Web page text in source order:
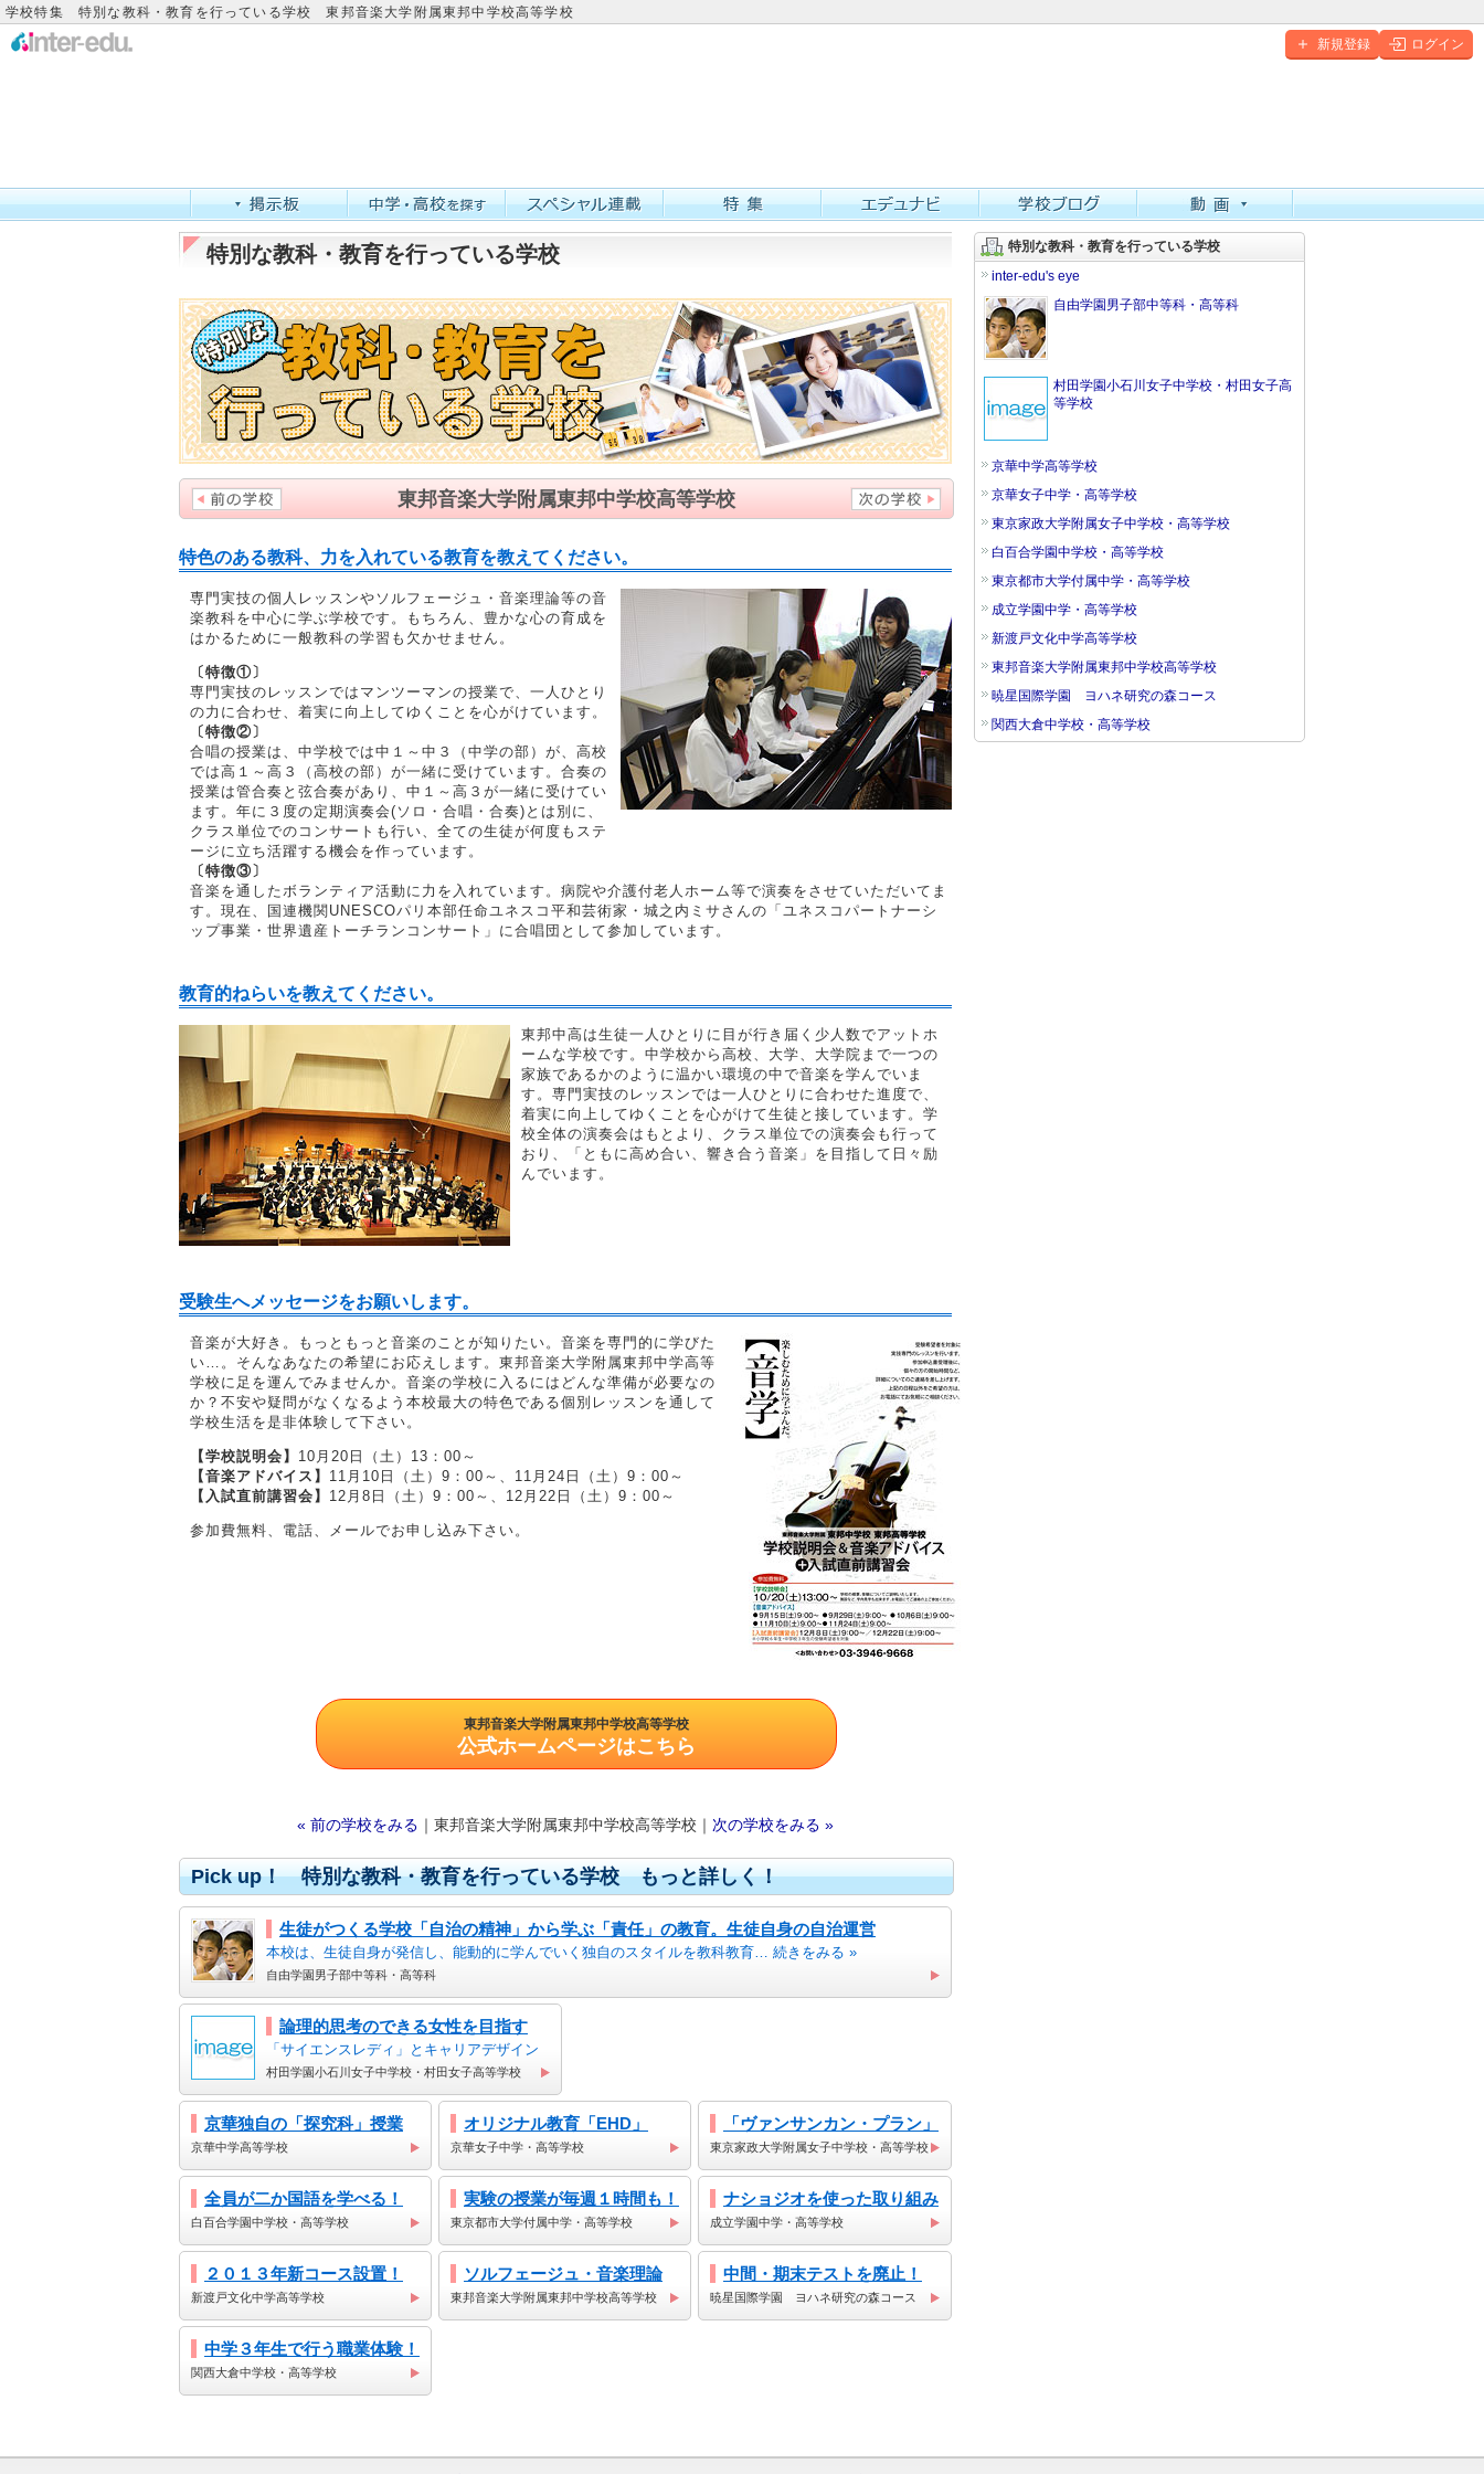
学校特集 特別な教科・教育を行っている学校 東邦音楽大学附属東邦中学校高等学校
新規登録 ログイン
特別な教科・教育を行っている学校
東邦音楽大学附属東邦中学校高等学校
特色のある教科、力を入れている教育を教えてください。
専門実技の個人レッスンやソルフェージュ・音楽理論等の音
楽教科を中心に学ぶ学校です。もちろん、豊かな心の育成を
はかるために一般教科の学習も欠かせません。
〔特徴①〕
専門実技のレッスンではマンツーマンの授業で、一人ひとり
の力に合わせ、着実に向上してゆくことを心がけています。
〔特徴②〕
合唱の授業は、中学校では中１～中３（中学の部）が、高校
では高１～高３（高校の部）が一緒に受けています。合奏の
授業は管合奏と弦合奏があり、中１～高３が一緒に受けてい
ます。年に３度の定期演奏会(ソロ・合唱・合奏)とは別に、
クラス単位でのコンサートも行い、全ての生徒が何度もステ
ージに立ち活躍する機会を作っています。
〔特徴③〕
音楽を通したボランティア活動に力を入れています。病院や介護付老人ホーム等で演奏をさせていただいてま
す。現在、国連機関UNESCOパリ本部任命ユネスコ平和芸術家・城之内ミサさんの「ユネスコパートナーシ
ップ事業・世界遺産トーチランコンサート」に合唱団として参加しています。
教育的ねらいを教えてください。
東邦中高は生徒一人ひとりに目が行き届く少人数でアットホ
ームな学校です。中学校から高校、大学、大学院まで一つの
家族であるかのように温かい環境の中で音楽を学んでいま
す。専門実技のレッスンでは一人ひとりに合わせた進度で、
着実に向上してゆくことを心がけて生徒と接しています。学
校全体の演奏会はもとより、クラス単位での演奏会も行って
おり、「ともに高め合い、響き合う音楽」を目指して日々励
んでいます。
受験生へメッセージをお願いします。
音楽が大好き。もっともっと音楽のことが知りたい。音楽を専門的に学びた
い…。そんなあなたの希望にお応えします。東邦音楽大学附属東邦中学高等
学校に足を運んでみませんか。音楽の学校に入るにはどんな準備が必要なの
か？不安や疑問がなくなるよう本校最大の特色である個別レッスンを通して
学校生活を是非体験して下さい。
【学校説明会】 10月20日（土）13：00～
【音楽アドバイス】 11月10日（土）9：00～、11月24日（土）9：00～
【入試直前講習会】 12月8日（土）9：00～、12月22日（土）9：00～
参加費無料、電話、メールでお申し込み下さい。
東邦音楽大学附属東邦中学校高等学校
公式ホームページはこちら
« 前の学校をみる ｜東邦音楽大学附属東邦中学校高等学校｜ 次の学校をみる »
Pick up！ 特別な教科・教育を行っている学校 もっと詳しく！
生徒がつくる学校「自治の精神」から学ぶ「責任」の教育。生徒自身の自治運営
本校は、生徒自身が発信し、能動的に学んでいく独自のスタイルを教科教育… 続きをみる »
自由学園男子部中等科・高等科
論理的思考のできる女性を目指す
「サイエンスレディ」とキャリアデザイン
村田学園小石川女子中学校・村田女子高等学校
京華独自の「探究科」授業
京華中学高等学校
オリジナル教育「EHD」
京華女子中学・高等学校
「ヴァンサンカン・プラン」
東京家政大学附属女子中学校・高等学校
全員が二か国語を学べる！
白百合学園中学校・高等学校
実験の授業が毎週１時間も！
東京都市大学付属中学・高等学校
ナショジオを使った取り組み
成立学園中学・高等学校
２０１３年新コース設置！
新渡戸文化中学高等学校
ソルフェージュ・音楽理論
東邦音楽大学附属東邦中学校高等学校
中間・期末テストを廃止！
暁星国際学園 ヨハネ研究の森コース
中学３年生で行う職業体験！
関西大倉中学校・高等学校
特別な教科・教育を行っている学校
inter-edu's eye
自由学園男子部中等科・高等科
村田学園小石川女子中学校・村田女子高
等学校
京華中学高等学校
京華女子中学・高等学校
東京家政大学附属女子中学校・高等学校
白百合学園中学校・高等学校
東京都市大学付属中学・高等学校
成立学園中学・高等学校
新渡戸文化中学高等学校
東邦音楽大学附属東邦中学校高等学校
暁星国際学園 ヨハネ研究の森コース
関西大倉中学校・高等学校